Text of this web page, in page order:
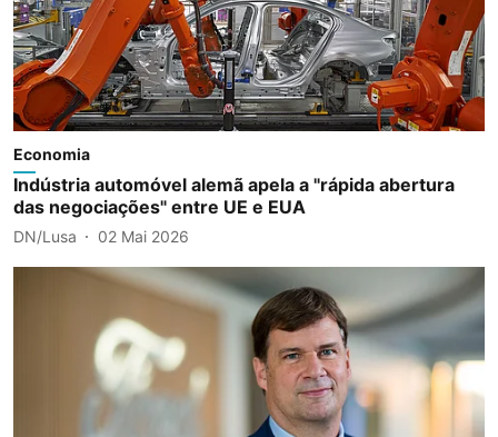
Economia
Indústria automóvel alemã apela a "rápida abertura
das negociações" entre UE e EUA
DN/Lusa 02 Mai 2026